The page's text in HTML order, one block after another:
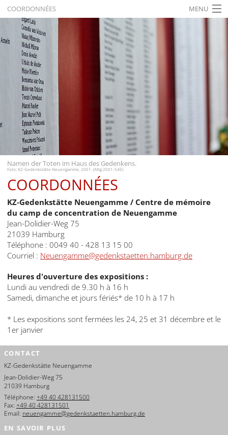
COORDONNÉES MENU
ACCUEIL
ACTUALITÉS
EXPOSITIONS
HISTORIQUE
FORMATION
RECHERCHE
SERVICE
Français
Namen der Toten im Haus des Gedenkens.
Foto: KZ-Gedenkstätte Neuengamme, 2001. (ANg 2001-546)
COORDONNÉES
KZ‑Gedenkstätte Neuengamme / Centre de mémoire
du camp de concentration de Neuengamme
Jean-Dolidier-Weg 75
21039 Hamburg
Téléphone : 0049 40 - 428 13 15 00
Courriel : Neuengamme@gedenkstaetten.hamburg.de
Heures d'ouverture des expositions :
Lundi au vendredi de 9.30 h à 16 h
Samedi, dimanche et jours fériés* de 10 h à 17 h
* Les expositions sont fermées les 24, 25 et 31 décembre et le
1er janvier
CONTACT
KZ-Gedenkstätte Neuengamme
Jean-Dolidier-Weg 75
21039 Hamburg
Téléphone: +49 40 428131500
Fax: +49 40 428131501
Email: neuengamme@gedenkstaetten.hamburg.de
EN SAVOIR PLUS